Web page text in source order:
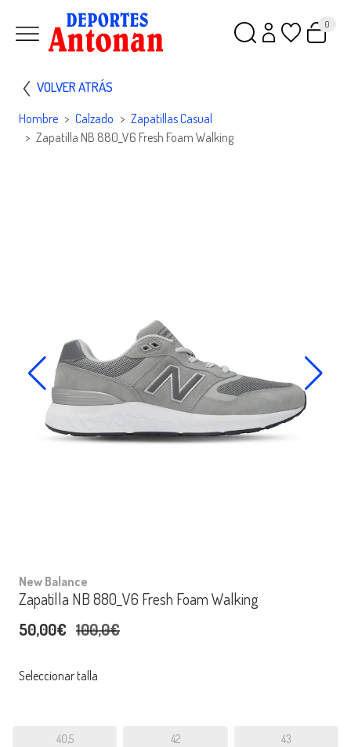
0
VOLVER ATRÁS
Hombre Calzado
Zapatillas Casual
Zapatilla NB 880_V6 Fresh Foam Walking
New Balance
Zapatilla NB 880_V6 Fresh Foam Walking
50,00€ 100,0€
Seleccionar talla
40,5 42 43